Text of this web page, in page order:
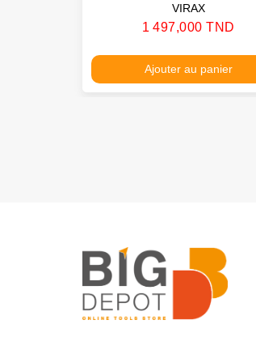
VIRAX
Prix
1 497,000 TND
Ajouter au panier